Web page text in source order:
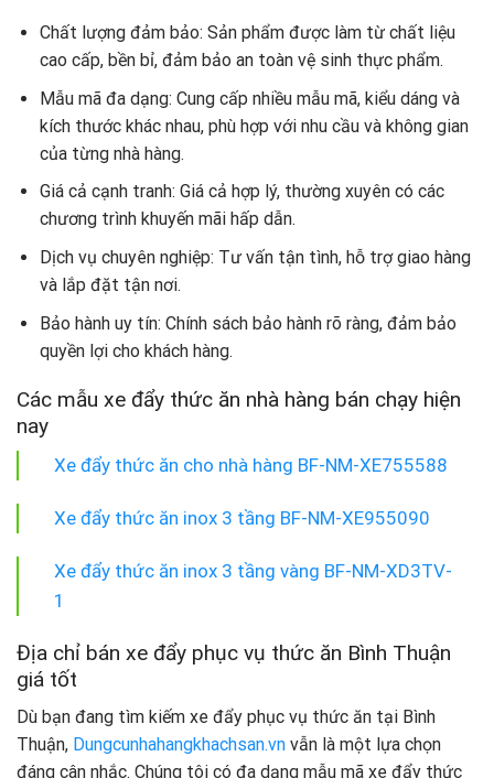
Chất lượng đảm bảo: Sản phẩm được làm từ chất liệu
cao cấp, bền bỉ, đảm bảo an toàn vệ sinh thực phẩm.
Mẫu mã đa dạng: Cung cấp nhiều mẫu mã, kiểu dáng và
kích thước khác nhau, phù hợp với nhu cầu và không gian
của từng nhà hàng.
Giá cả cạnh tranh: Giá cả hợp lý, thường xuyên có các
chương trình khuyến mãi hấp dẫn.
Dịch vụ chuyên nghiệp: Tư vấn tận tình, hỗ trợ giao hàng
và lắp đặt tận nơi.
Bảo hành uy tín: Chính sách bảo hành rõ ràng, đảm bảo
quyền lợi cho khách hàng.
Các mẫu xe đẩy thức ăn nhà hàng bán chạy hiện
nay
Xe đẩy thức ăn cho nhà hàng BF-NM-XE755588
Xe đẩy thức ăn inox 3 tầng BF-NM-XE955090
Xe đẩy thức ăn inox 3 tầng vàng BF-NM-XD3TV-
1
Địa chỉ bán xe đẩy phục vụ thức ăn Bình Thuận
giá tốt
Dù bạn đang tìm kiếm xe đẩy phục vụ thức ăn tại Bình
Thuận, Dungcunhahangkhachsan.vn vẫn là một lựa chọn
đáng cân nhắc. Chúng tôi có đa dạng mẫu mã xe đẩy thức